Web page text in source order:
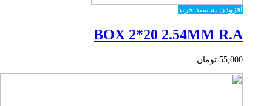
افزودن به سبد خرید
BOX 2*20 2.54MM R.A
55,000 تومان